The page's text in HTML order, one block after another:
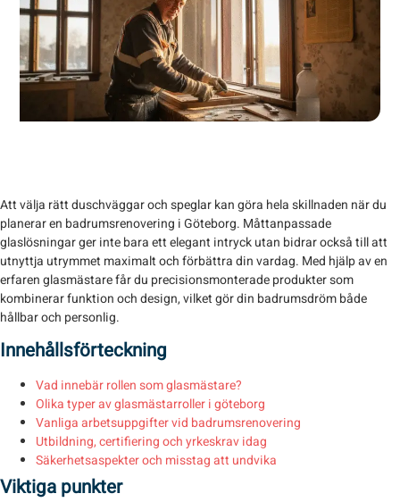
Att välja rätt duschväggar och speglar kan göra hela skillnaden när du
planerar en badrumsrenovering i Göteborg. Måttanpassade
glaslösningar ger inte bara ett elegant intryck utan bidrar också till att
utnyttja utrymmet maximalt och förbättra din vardag. Med hjälp av en
erfaren glasmästarefår du precisionsmonterade produkter som
kombinerar funktion och design, vilket gör din badrumsdröm både
hållbar och personlig.
Innehållsförteckning
Vad innebär rollen som glasmästare?
Olika typer av glasmästarroller i göteborg
Vanliga arbetsuppgifter vid badrumsrenovering
Utbildning, certifiering och yrkeskrav idag
Säkerhetsaspekter och misstag att undvika
Viktiga punkter